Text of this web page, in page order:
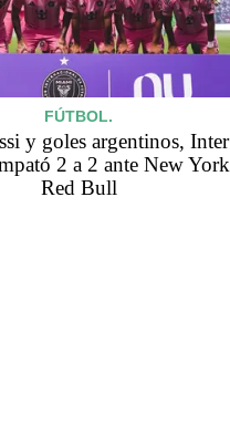
FÚTBOL.
y goles argentinos, Inter
2 a 2 ante New York
Red Bull